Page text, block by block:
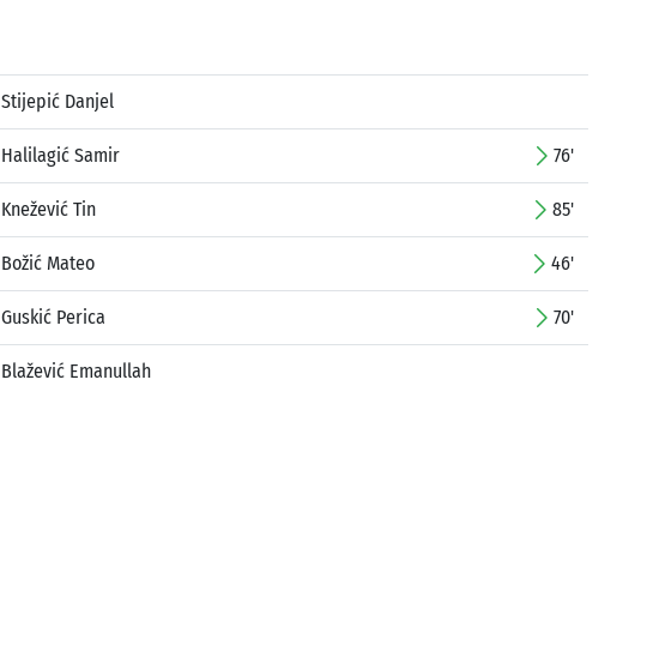
Stijepić Danjel
Halilagić Samir 76'
Knežević Tin 85'
Božić Mateo 46'
Guskić Perica 70'
Blažević Emanullah